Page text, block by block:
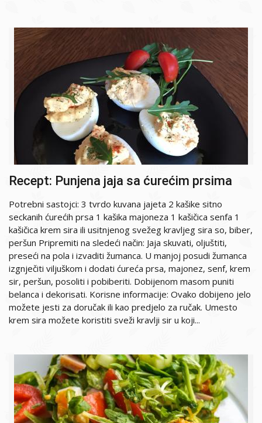
Recept: Punjena jaja sa ćurećim prsima
Potrebni sastojci: 3 tvrdo kuvana jajeta 2 kašike sitno
seckanih ćurećih prsa 1 kašika majoneza 1 kašičica senfa 1
kašičica krem sira ili usitnjenog svežeg kravljeg sira so, biber,
peršun Pripremiti na sledeći način: Jaja skuvati, oljuštiti,
preseći na pola i izvaditi žumanca. U manjoj posudi žumanca
izgnječiti viljuškom i dodati ćureća prsa, majonez, senf, krem
sir, peršun, posoliti i pobiberiti. Dobijenom masom puniti
belanca i dekorisati. Korisne informacije: Ovako dobijeno jelo
možete jesti za doručak ili kao predjelo za ručak. Umesto
krem sira možete koristiti sveži kravlji sir u koji...